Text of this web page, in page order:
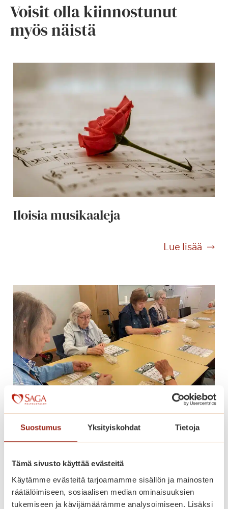
Suostumus Yksityiskohdat Tietoja
Tämä sivusto käyttää evästeitä
Käytämme evästeitä tarjoamamme sisällön ja mainosten
räätälöimiseen, sosiaalisen median ominaisuuksien
tukemiseen ja kävijämäärämme analysoimiseen. Lisäksi
Voisit olla kiinnostunut
myös näistä
Iloisia musikaaleja
Lue lisää
I
i
s
i
a
m
s
i
k
a
Bingon numerot herättävät
Lue lisää
B
i